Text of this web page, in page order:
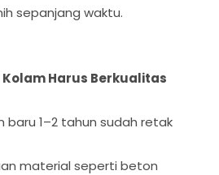
sepanjang waktu.
Harus Berkualitas
baru 1–2 tahun sudah retak
material seperti beton